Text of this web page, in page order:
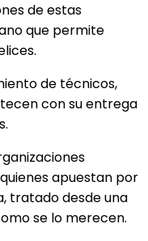
de estas
que permite
de técnicos,
con su entrega
apuestan por
tratado desde una
se lo merecen.